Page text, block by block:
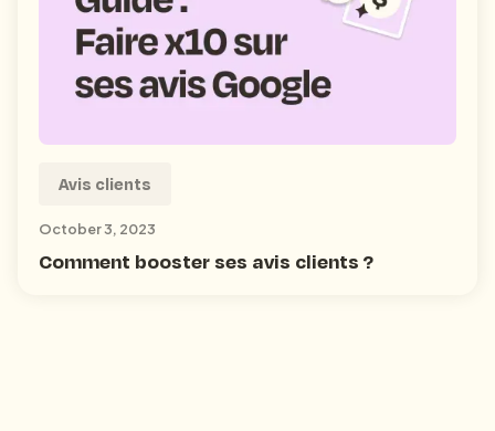
Avis clients
October 3, 2023
Comment booster ses avis clients ?